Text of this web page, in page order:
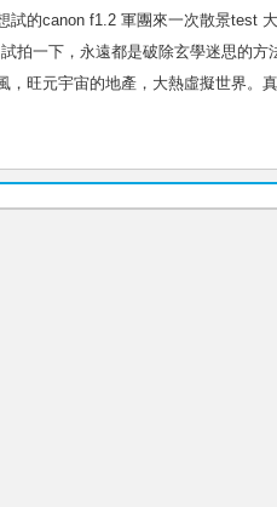
試的canon f1.2 軍團來一次散景test
拍一下，永遠都是破除玄學迷思的
，旺元宇宙的地產，大熱虛擬世界。